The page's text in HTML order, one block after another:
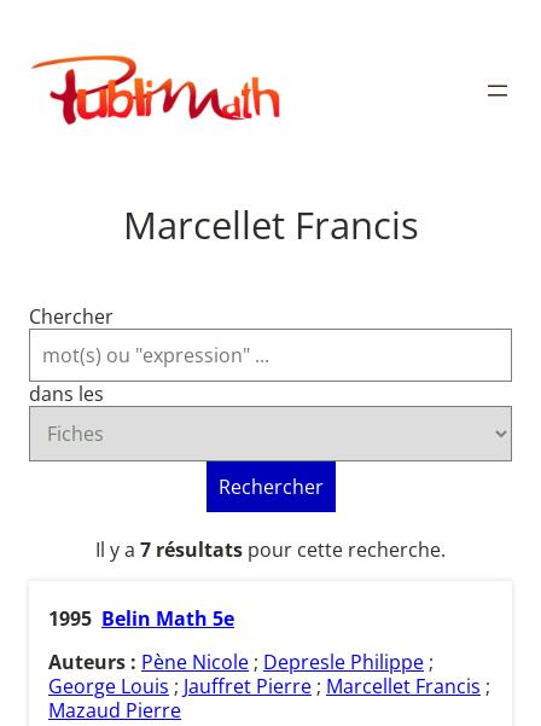
contenu
Publimath
Marcellet Francis
Chercher
dans les
Rechercher
Il y a 7 résultats pour cette recherche.
1995 Belin Math 5e
Auteurs : Pène Nicole ; Depresle Philippe ;
George Louis ; Jauffret Pierre ; Marcellet Francis ;
Mazaud Pierre